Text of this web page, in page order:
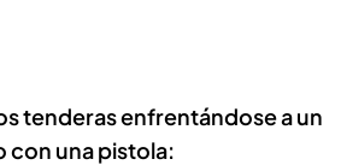
tenderas enfrentándose a un
con una pistola: